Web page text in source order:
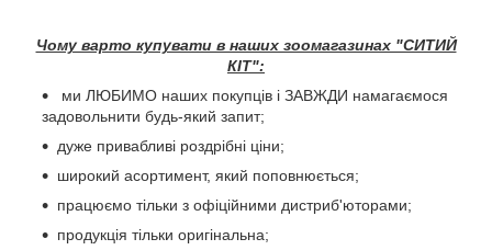
Чому варто купувати в наших зоомагазинах "СИТИЙ
КІТ":
ми ЛЮБИМО наших покупців і ЗАВЖДИ намагаємося
задовольнити будь-який запит;
дуже привабливі роздрібні ціни;
широкий асортимент, який поповнюється;
працюємо тільки з офіційними дистриб'юторами;
продукція тільки оригінальна;